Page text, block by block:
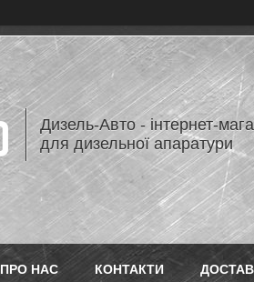
Дизель-Авто - інтернет-
для дизельної апаратури
ПРО НАС КОНТАКТИ